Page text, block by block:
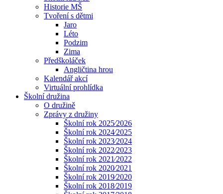
Historie MŠ
Tvoření s dětmi
Jaro
Léto
Podzim
Zima
Předškoláček
Angličtina hrou
Kalendář akcí
Virtuální prohlídka
Školní družina
O družině
Zprávy z družiny
Školní rok 2025⁄2026
Školní rok 2024⁄2025
Školní rok 2023⁄2024
Školní rok 2022⁄2023
Školní rok 2021⁄2022
Školní rok 2020⁄2021
Školní rok 2019⁄2020
Školní rok 2018⁄2019